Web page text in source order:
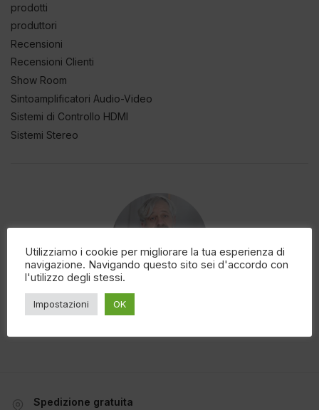
prodotti
produttori
Recensioni
Recensioni Clienti
Show Room
Sintoamplificatori Audio-Video
Sistemi di Controllo HDMI
Sistemi Stereo
Spedizione gratuita
Utilizziamo i cookie per migliorare la tua esperienza di
navigazione. Navigando questo sito sei d'accordo con
l'utilizzo degli stessi.
Impostazioni OK